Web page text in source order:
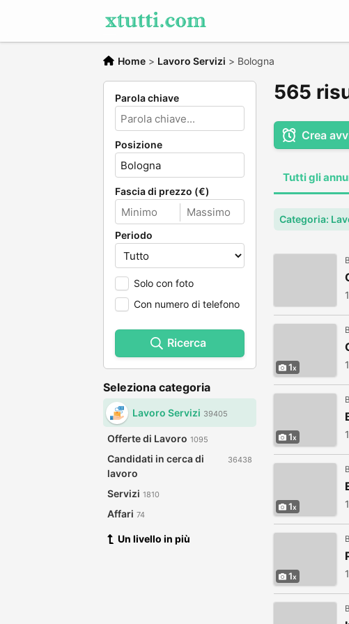
Home > Lavoro Servizi > Bologna
Parola chiave
Posizione
Fascia di prezzo (€)
Periodo
Solo con foto
Con numero di telefono
Ricerca
Seleziona categoria
Lavoro Servizi 39405
Offerte di Lavoro 1095
Candidati in cerca di
lavoro
36438
Servizi 1810
Affari 74
Un livello in più
565
Crea
Tutti gli
Categoria:
1
1
1
1